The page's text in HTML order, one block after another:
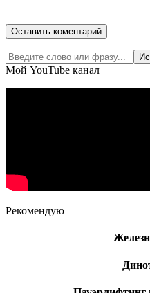
Мой YouTube канал
Рекомендую